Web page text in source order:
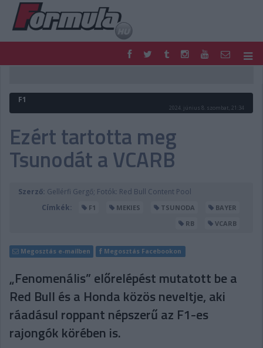
FORMULA
MOTOR
PODCAST
SHOP
LIVE
TIPPJÁTÉK
DIGITÁLIS MAGAZIN
PONTÁLLÁSOK
F1
2024. június 8. szombat, 21:34
Ezért tartotta meg
Tsunodát a VCARB
Szerző: Gellérfi Gergő; Fotók: Red Bull Content Pool
Címkék:
F1 MEKIES TSUNODA
BAYER
RB
VCARB
Megosztás e-mailben Megosztás Facebookon
„Fenomenális” előrelépést mutatott be a
Red Bull és a Honda közös neveltje, aki
ráadásul roppant népszerű az F1-es
rajongók körében is.